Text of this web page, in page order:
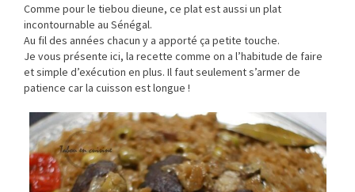
Comme pour le tiebou dieune, ce plat est aussi un plat
incontournable au Sénégal.
Au fil des années chacun y a apporté ça petite touche.
Je vous présente ici, la recette comme on a l’habitude de faire
et simple d’exécution en plus. Il faut seulement s’armer de
patience car la cuisson est longue !